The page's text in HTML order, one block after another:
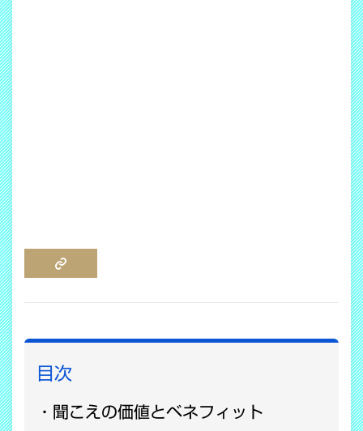
目次
聞こえの価値とベネフィット